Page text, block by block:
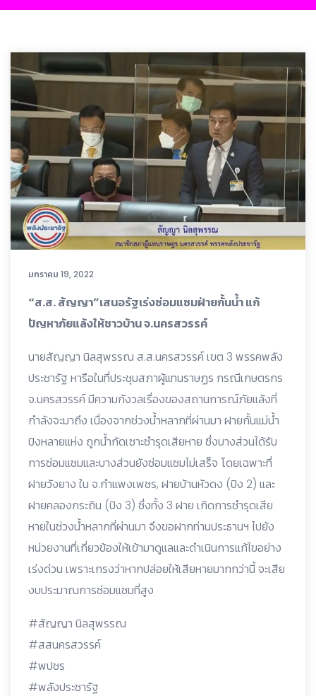
มกราคม 19, 2022
“ส.ส. สัญญา”เสนอรัฐเร่งซ่อมแซมฝ่ายกั้นน้ำ แก้
ปัญหาภัยแล้งให้ชาวบ้าน จ.นครสวรรค์
นายสัญญา นิลสุพรรณ ส.ส.นครสวรรค์ เขต 3 พรรคพลัง
ประชารัฐ หารือในที่ประชุมสภาผู้แทนราษฏร กรณีเกษตรกร
จ.นครสวรรค์ มีความกังวลเรื่องของสถานการณ์ภัยแล้งที่
กำลังจะมาถึง เนื่องจากช่วงน้ำหลากที่ผ่านมา ฝายกั้นแม่น้ำ
ปิงหลายแห่ง ถูกน้ำกัดเซาะชำรุดเสียหาย ซึ่งบางส่วนได้รับ
การซ่อมแซมและบางส่วนยังซ่อมแซมไม่เสร็จ โดยเฉพาะที่
ฝายวังยาง ใน จ.กำแพงเพชร, ฝายบ้านหัวดง (ปิง 2) และ
ฝายคลองกระถิน (ปิง 3) ซึ่งทั้ง 3 ฝาย เกิดการชำรุดเสีย
หายในช่วงน้ำหลากที่ผ่านมา จึงขอฝากท่านประธานฯ ไปยัง
หน่วยงานที่เกี่ยวข้องให้เข้ามาดูแลและดำเนินการแก้ไขอย่าง
เร่งด่วน เพราะเกรงว่าหากปล่อยให้เสียหายมากกว่านี้ จะเสีย
งบประมาณการซ่อมแซมที่สูง
#สัญญา นิลสุพรรณ
#สสนครสวรรค์
#พปชร
#พลังประชารัฐ